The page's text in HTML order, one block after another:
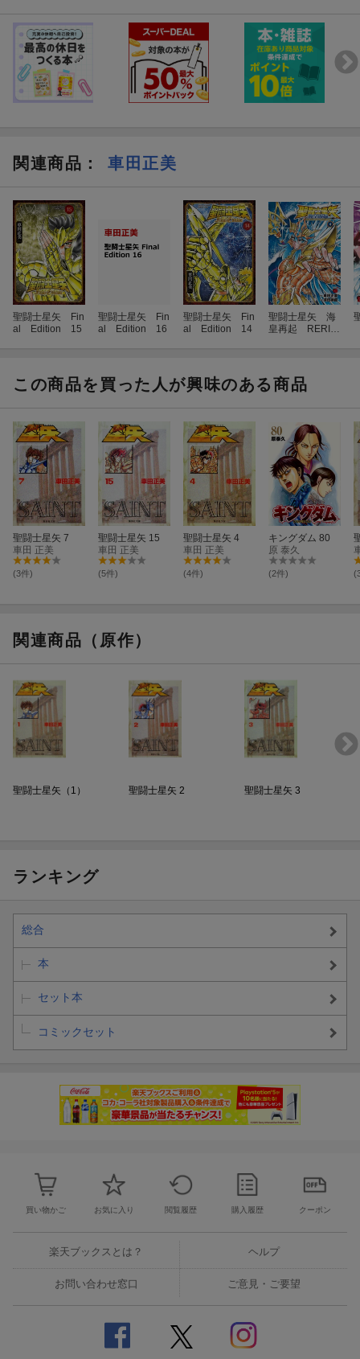
関連商品 ： 車田正美
聖闘士星矢 Fin
al Edition 15
聖闘士星矢 Fin
al Edition 16
聖闘士星矢 Fin
al Edition 14
聖闘士星矢 海
皇再起 RERIS
この商品を買った人が興味のある商品
聖闘士星矢 7
車田 正美
(3件)
聖闘士星矢 15
車田 正美
(5件)
聖闘士星矢 4
車田 正美
(4件)
キングダム 80
原 泰久
(2件)
関連商品（原作）
聖闘士星矢（1） 聖闘士星矢 2 聖闘士星矢 3
ランキング
総合
本
セット本
コミックセット
買い物かご お気に入り 閲覧履歴 購入履歴 クーポン
楽天ブックスとは？ ヘルプ
お問い合わせ窓口 ご意見・ご要望